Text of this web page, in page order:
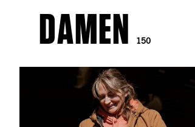
DAMEN 150